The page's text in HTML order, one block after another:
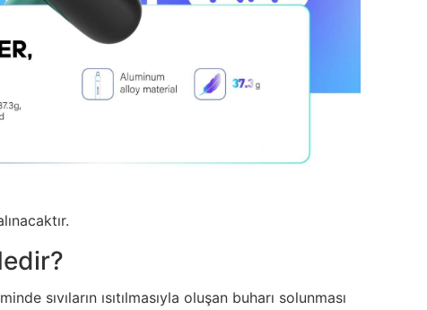
sıvıların ısıtılmasıyla oluşan buharı solunması